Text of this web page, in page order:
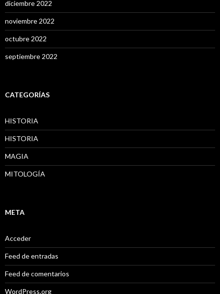
diciembre 2022
noviembre 2022
octubre 2022
septiembre 2022
CATEGORÍAS
HISTORIA
HISTORIA
MAGIA
MITOLOGÍA
META
Acceder
Feed de entradas
Feed de comentarios
WordPress.org